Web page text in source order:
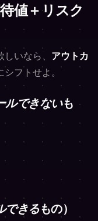
値＋リスク
いなら、 アウトカ
シフトせよ。
ルできないも
できるもの）